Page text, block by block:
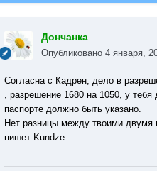
Дончанка
Опубликовано 4 января,
Согласна с Кадрен, дело в
, разрешение 1680 на 1050, у
паспорте должно быть указано.
Нет разницы между твоими двумя
пишет Kundze.